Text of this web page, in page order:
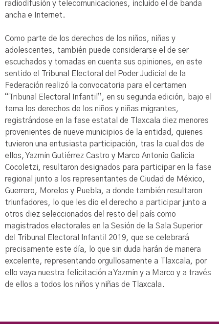
radiodifusión y telecomunicaciones, incluido el de banda
ancha e Internet.
Como parte de los derechos de los niños, niñas y
adolescentes, también puede considerarse el de ser
escuchados y tomadas en cuenta sus opiniones, en este
sentido el Tribunal Electoral del Poder Judicial de la
Federación realizó la convocatoria para el certamen
“Tribunal Electoral Infantil”, en su segunda edición, bajo el
tema los derechos de los niños y niñas migrantes,
registrándose en la fase estatal de Tlaxcala diez menores
provenientes de nueve municipios de la entidad, quienes
tuvieron una entusiasta participación, tras la cual dos de
ellos, Yazmín Gutiérrez Castro y Marco Antonio Galicia
Cocoletzi, resultaron designados para participar en la fase
regional junto a los representantes de Ciudad de México,
Guerrero, Morelos y Puebla, a donde también resultaron
triunfadores, lo que les dio el derecho a participar junto a
otros diez seleccionados del resto del país como
magistrados electorales en la Sesión de la Sala Superior
del Tribunal Electoral Infantil 2019, que se celebrará
precisamente este día, lo que sin duda harán de manera
excelente, representando orgullosamente a Tlaxcala, por
ello vaya nuestra felicitación a Yazmín y a Marco y a través
de ellos a todos los niños y niñas de Tlaxcala.